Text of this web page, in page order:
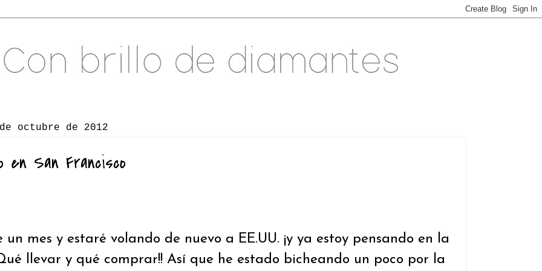
octubre de 2012
en San Francisco
un mes y estaré volando de nuevo a EE.UU. ¡y ya estoy pensando en la
llevar y qué comprar!! Así que he estado bicheando un poco por la